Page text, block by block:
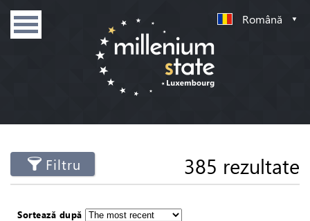
Română
Filtru 385 rezultate
Sortează după